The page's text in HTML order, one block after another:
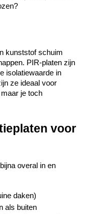
kunststof schuim
PIR-platen zijn
isolatiewaarde in
ze ideaal voor
je toch
voor
overal in en
daken)
als buiten